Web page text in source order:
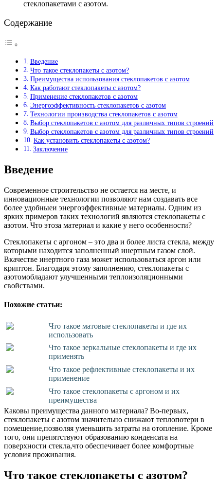
стеклопакетами с азотом.
Содержание
Введение
Что такое стеклопакеты с азотом?
Преимущества использования стеклопакетов с азотом
Как работают стеклопакеты с азотом?
Применение стеклопакетов с азотом
Энергоэффективность стеклопакетов с азотом
Технологии производства стеклопакетов с азотом
Выбор стеклопакетов с азотом для различных типов строений
Выбор стеклопакетов с азотом для различных типов строений
Как установить стеклопакеты с азотом?
Заключение
Введение
Современное строительство не остается на месте, и
инновационные технологии позволяют нам создавать все
более удобныеи энергоэффективные материалы. Одним из
ярких примеров таких технологий являются стеклопакеты с
азотом. Что этоза материал и какие у него особенности?
Стеклопакеты с аргоном – это два и более листа стекла, между
которыми находится заполненный инертным газом слой.
Вкачестве инертного газа может использоваться аргон или
криптон. Благодаря этому заполнению, стеклопакеты с
азотомобладают улучшенными теплоизоляционными
свойствами.
Похожие статьи:
Что такое матовые стеклопакеты и где их
использовать
Что такое зеркальные стеклопакеты и где их
применять
Что такое рефлективные стеклопакеты и их
применение
Что такое стеклопакеты с аргоном и их
преимущества
Каковы преимущества данного материала? Во-первых,
стеклопакеты с азотом значительно снижают теплопотери в
помещение,позволяя уменьшить затраты на отопление. Кроме
того, они препятствуют образованию конденсата на
поверхности стекла,что обеспечивает более комфортные
условия проживания.
Что такое стеклопакеты с азотом?